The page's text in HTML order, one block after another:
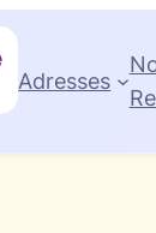
Adresses